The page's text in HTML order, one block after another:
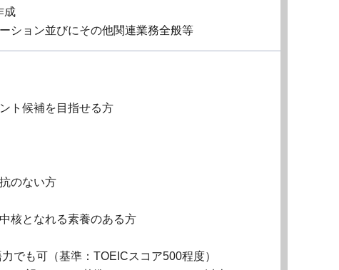
成
ション並びにその他関連業務全般等
ト候補を目指せる方
のない方
核となれる素養のある方
でも可（基準：TOEICスコア500程度）